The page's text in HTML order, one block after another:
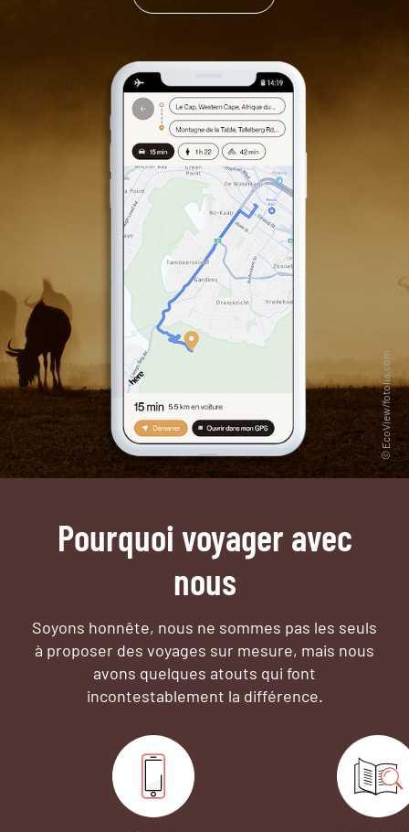
Pourquoi voyager avec
nous
Soyons honnête, nous ne sommes pas les seuls
à proposer des voyages sur mesure, mais nous
avons quelques atouts qui font
incontestablement la différence.